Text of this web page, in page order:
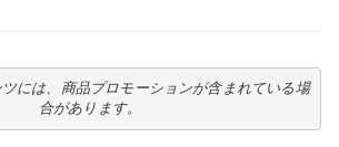
には、商品プロモーションが含まれている場
合があります。